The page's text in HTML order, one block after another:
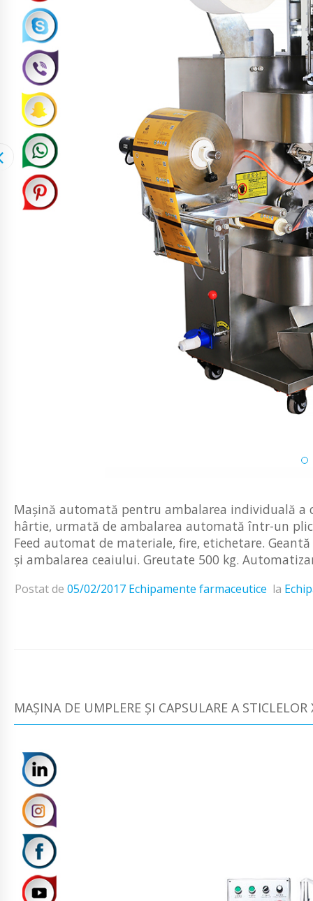
Mașină automată pentru ambalarea individuală
hârtie, urmată de ambalarea automată într-un
Feed automat de materiale, fire, etichetare.
și ambalarea ceaiului. Greutate 500 kg.
Postat de 05/02/2017 Echipamente farmaceutice la
MAȘINA DE UMPLERE ȘI CAPSULARE A STICLELOR